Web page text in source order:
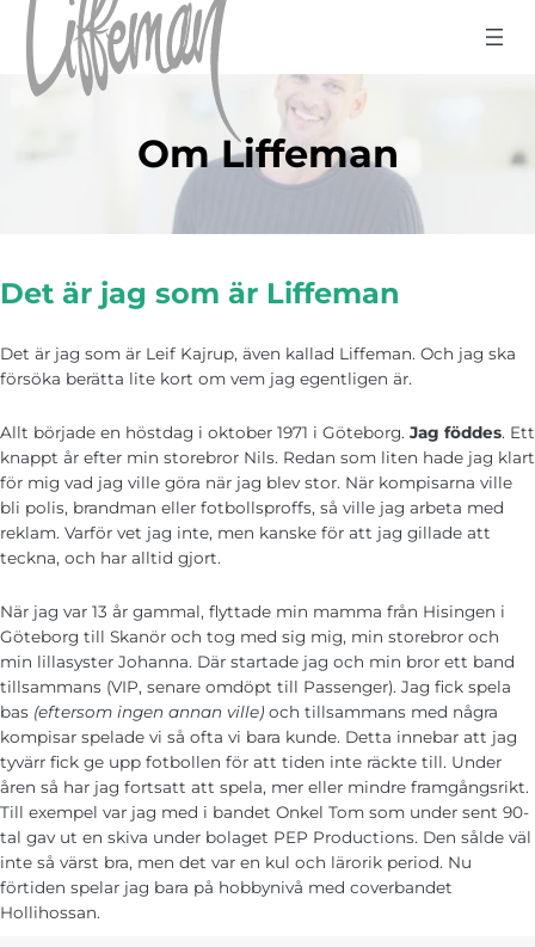
Hoppa till innehåll
Om Liffeman
Det är jag som är Liffeman
Det är jag som är Leif Kajrup, även kallad Liffeman. Och jag ska
försöka berätta lite kort om vem jag egentligen är.
Allt började en höstdag i oktober 1971 i Göteborg. Jag föddes. Ett
knappt år efter min storebror Nils. Redan som liten hade jag klart
för mig vad jag ville göra när jag blev stor. När kompisarna ville
bli polis, brandman eller fotbollsproffs, så ville jag arbeta med
reklam. Varför vet jag inte, men kanske för att jag gillade att
teckna, och har alltid gjort.
När jag var 13 år gammal, flyttade min mamma från Hisingen i
Göteborg till Skanör och tog med sig mig, min storebror och
min lillasyster Johanna. Där startade jag och min bror ett band
tillsammans (VIP, senare omdöpt till Passenger). Jag fick spela
bas (eftersom ingen annan ville) och tillsammans med några
kompisar spelade vi så ofta vi bara kunde. Detta innebar att jag
tyvärr fick ge upp fotbollen för att tiden inte räckte till. Under
åren så har jag fortsatt att spela, mer eller mindre framgångsrikt.
Till exempel var jag med i bandet Onkel Tom som under sent 90-
tal gav ut en skiva under bolaget PEP Productions. Den sålde väl
inte så värst bra, men det var en kul och lärorik period. Nu
förtiden spelar jag bara på hobbynivå med coverbandet
Hollihossan.
Nödvändiga
Dessa kakor
går inte att
välja bort. De
behövs för att
hemsidan
taget ska
fungera.